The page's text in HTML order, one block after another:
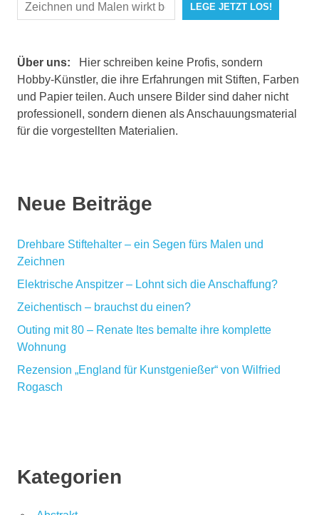
LEGE JETZT LOS!
Über uns: Hier schreiben keine Profis, sondern
Hobby-Künstler, die ihre Erfahrungen mit Stiften, Farben
und Papier teilen. Auch unsere Bilder sind daher nicht
professionell, sondern dienen als Anschauungsmaterial
für die vorgestellten Materialien.
Neue Beiträge
Drehbare Stiftehalter – ein Segen fürs Malen und
Zeichnen
Elektrische Anspitzer – Lohnt sich die Anschaffung?
Zeichentisch – brauchst du einen?
Outing mit 80 – Renate Ites bemalte ihre komplette
Wohnung
Rezension „England für Kunstgenießer“ von Wilfried
Rogasch
Kategorien